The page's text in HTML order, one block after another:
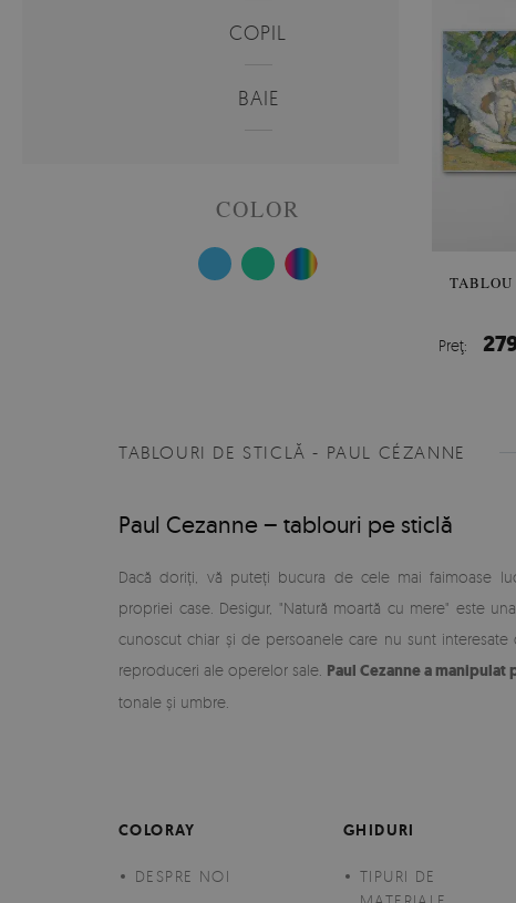
COPIL
BAIE
COLOR
Preţ:
TABLOURI DE STICLĂ - PAUL CÉZANNE
Paul Cezanne – tablouri pe sticlă
Dacă doriți, vă puteți bucura de cele mai faimoase
propriei case. Desigur, "Natură moartă cu mere" este
cunoscut chiar și de persoanele care nu sunt
reproduceri ale operelor sale. Paul Cezanne a manipulat
tonale și umbre.
COLORAY
DESPRE NOI
GHIDURI
TIPURI DE